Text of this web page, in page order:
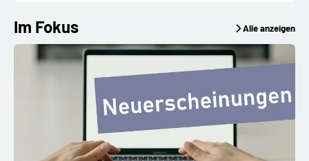
Im Fokus Alle anzeigen